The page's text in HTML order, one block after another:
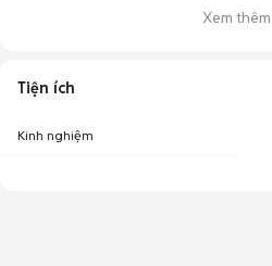
Xem thêm
Tiện ích
Kinh nghiệm